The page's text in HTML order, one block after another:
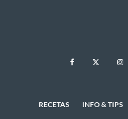
RECETAS INFO & TIPS